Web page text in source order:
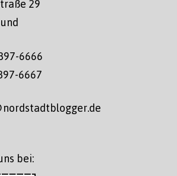
29
6666
6667
bei: